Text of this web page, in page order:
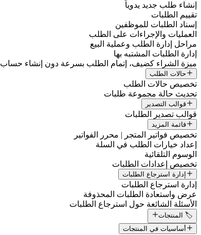
إنشاء طلب جديد يدوياً
تقييم الطلبات
إسناد الطلبات للموظفين
العمليات والإجراءات على الطلب
مراحل إدارة الطلب وعملية البيع
إدارة الطلبات المشتبه بها
ميزة الشراء كضيف، إتمام الطلب بسرعة دون إنشاء حساب
حالات الطلب
تخصيص حالات الطلب
تحديث حالة مجموعة طلبات
قوالب التصدير
قوالب تصدير الطلبات
قائمة المزيد
تخصيص فواتير المتجر | محرر الفواتير
إعداد خيارات الطلب في السلة
الوسوم التلقائية
تخصيص إعدادات الطلبات
إدارة استرجاع الطلبات
إدارة استرجاع الطلبات
عرض واستعادة الطلبات المحذوفة
الأسئلة الشائعة حول استرجاع الطلبات
🏷️ المنتجات
أساسيات في المنتجات